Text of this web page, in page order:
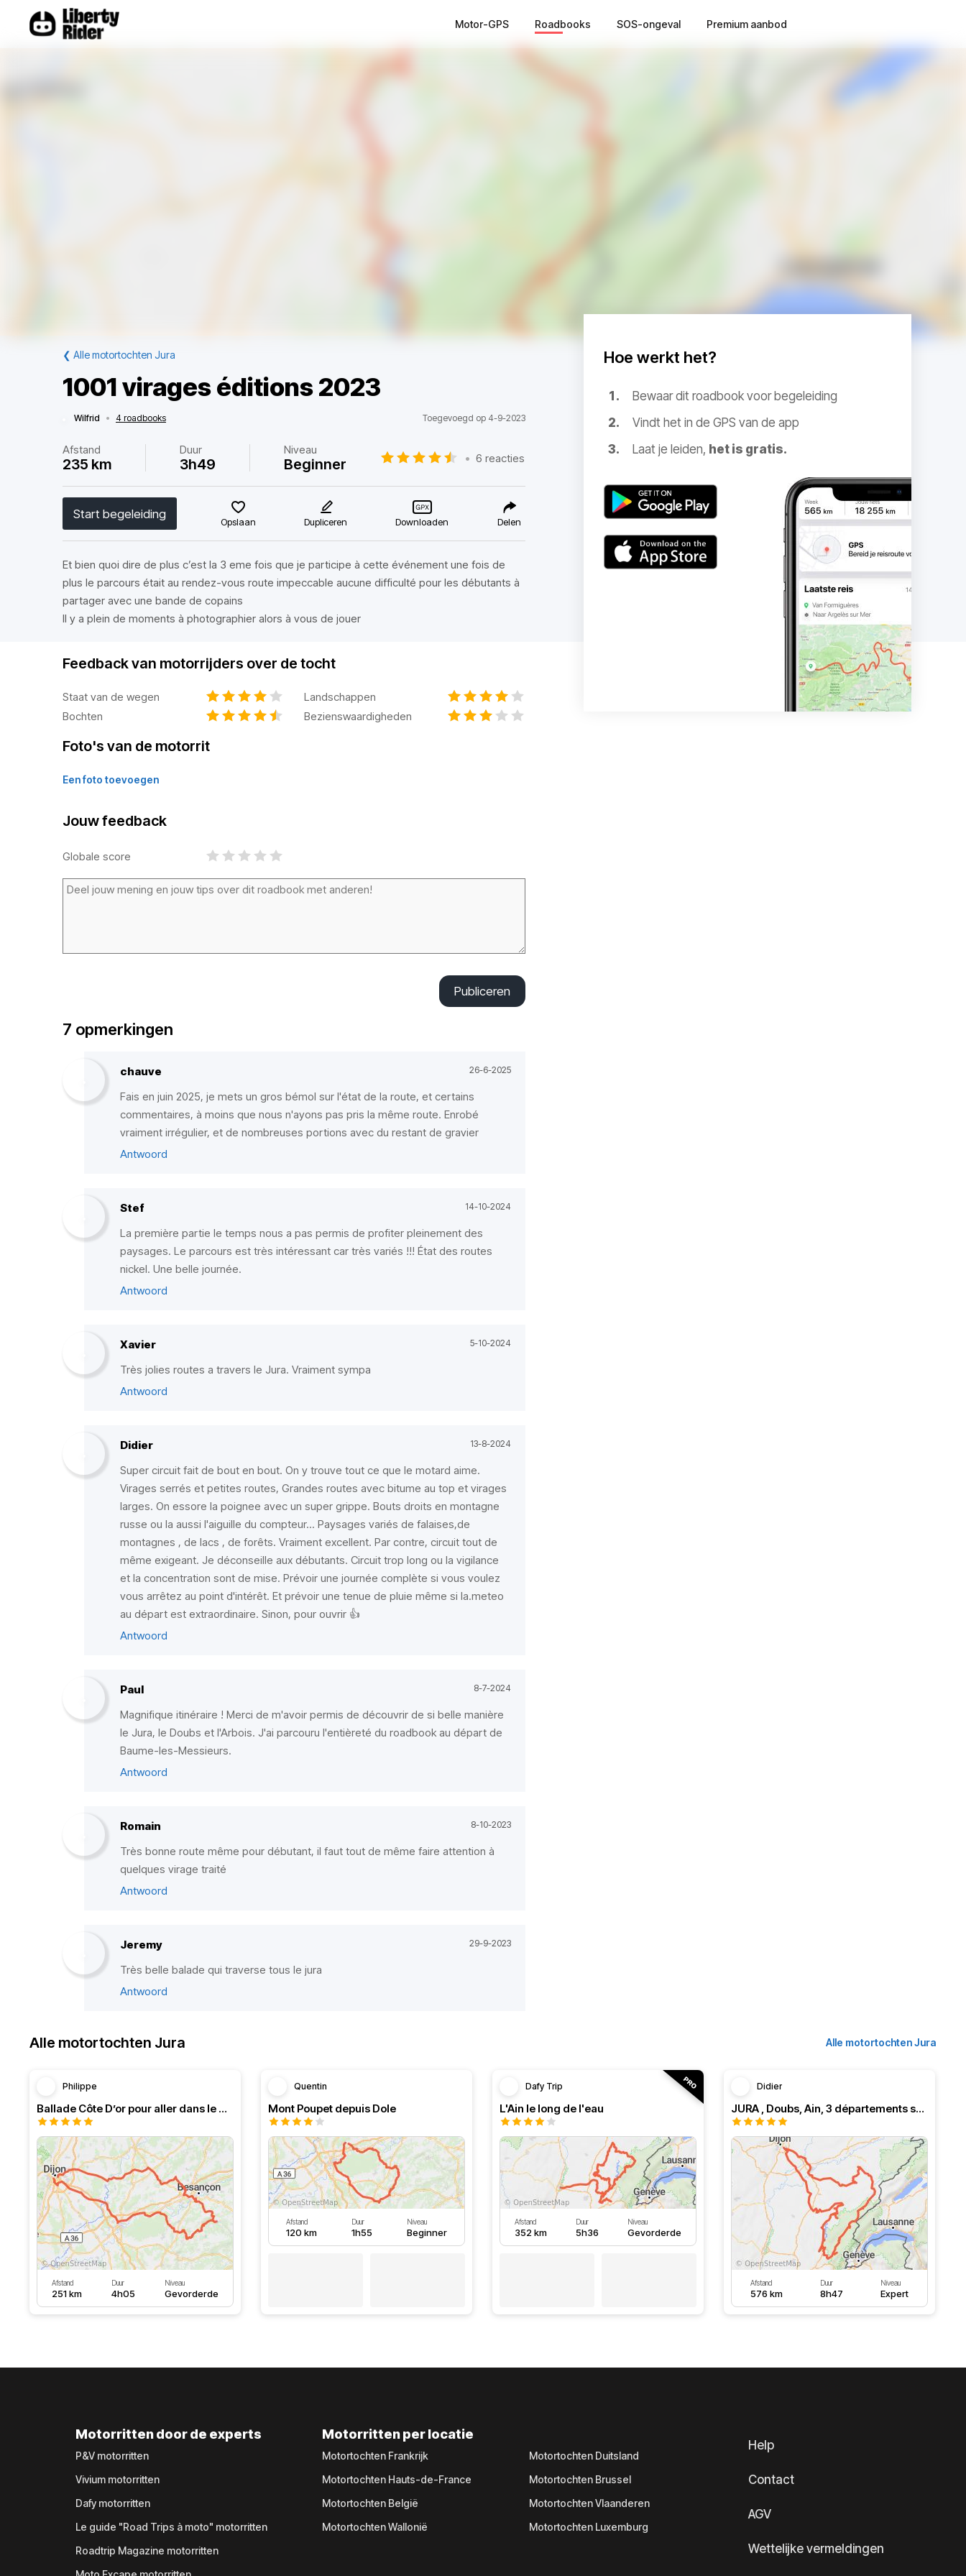
Motor-GPS Roadbooks SOS-ongeval Premium aanbod
❮ Alle motortochten Jura
1001 virages éditions 2023
Wilfrid • 4 roadbooks Toegevoegd op 4-9-2023
Afstand
235 km
Duur
3h49
Niveau
Beginner • 6 reacties
Start begeleiding
Opslaan Dupliceren Downloaden Delen
Et bien quoi dire de plus c’est la 3 eme fois que je participe à cette événement une fois de
plus le parcours était au rendez-vous route impeccable aucune difficulté pour les débutants à
partager avec une bande de copains
Il y a plein de moments à photographier alors à vous de jouer
Hoe werkt het?
Bewaar dit roadbook voor begeleiding
Vindt het in de GPS van de app
Laat je leiden, het is gratis.
Feedback van motorrijders over de tocht
Staat van de wegen
Landschappen
Bochten
Bezienswaardigheden
Foto's van de motorrit
Een foto toevoegen
Jouw feedback
Globale score
Publiceren
7 opmerkingen
chauve 26-6-2025
Fais en juin 2025, je mets un gros bémol sur l'état de la route, et certains
commentaires, à moins que nous n'ayons pas pris la même route. Enrobé
vraiment irrégulier, et de nombreuses portions avec du restant de gravier
Antwoord
Stef 14-10-2024
La première partie le temps nous a pas permis de profiter pleinement des
paysages. Le parcours est très intéressant car très variés !!! État des routes
nickel. Une belle journée.
Antwoord
Xavier 5-10-2024
Très jolies routes a travers le Jura. Vraiment sympa
Antwoord
Didier 13-8-2024
Super circuit fait de bout en bout. On y trouve tout ce que le motard aime.
Virages serrés et petites routes, Grandes routes avec bitume au top et virages
larges. On essore la poignee avec un super grippe. Bouts droits en montagne
russe ou la aussi l'aiguille du compteur... Paysages variés de falaises,de
montagnes , de lacs , de forêts. Vraiment excellent. Par contre, circuit tout de
même exigeant. Je déconseille aux débutants. Circuit trop long ou la vigilance
et la concentration sont de mise. Prévoir une journée complète si vous voulez
vous arrêtez au point d'intérêt. Et prévoir une tenue de pluie même si la.meteo
au départ est extraordinaire. Sinon, pour ouvrir 👍
Antwoord
Paul 8-7-2024
Magnifique itinéraire ! Merci de m'avoir permis de découvrir de si belle manière
le Jura, le Doubs et l'Arbois. J'ai parcouru l'entièreté du roadbook au départ de
Baume-les-Messieurs.
Antwoord
Romain 8-10-2023
Très bonne route même pour débutant, il faut tout de même faire attention à
quelques virage traité
Antwoord
Jeremy 29-9-2023
Très belle balade qui traverse tous le jura
Antwoord
Alle motortochten Jura Alle motortochten Jura
Philippe
Ballade Côte D’or pour aller dans le Doubs
Afstand
251 km
Duur
4h05
Niveau
Gevorderde
Quentin
Mont Poupet depuis Dole
Afstand
120 km
Duur
1h55
Niveau
Beginner
Dafy Trip
L'Ain le long de l'eau
Afstand
352 km
Duur
5h36
Niveau
Gevorderde
Didier
JURA , Doubs, Ain, 3 départements super cool
Afstand
576 km
Duur
8h47
Niveau
Expert
Motorritten door de experts
P&V motorritten
Vivium motorritten
Dafy motorritten
Le guide "Road Trips à moto" motorritten
Roadtrip Magazine motorritten
Motorritten per locatie
Motortochten Frankrijk
Motortochten Hauts-de-France
Motortochten België
Motortochten Wallonië
Motortochten Duitsland
Motortochten Brussel
Motortochten Vlaanderen
Motortochten Luxemburg
Help
Contact
AGV
Wettelijke vermeldingen